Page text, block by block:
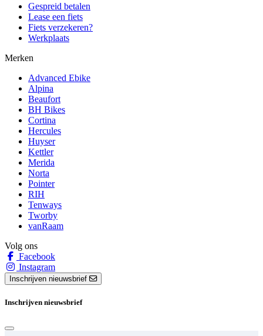
Gespreid betalen
Lease een fiets
Fiets verzekeren?
Werkplaats
Merken
Advanced Ebike
Alpina
Beaufort
BH Bikes
Cortina
Hercules
Huyser
Kettler
Merida
Norta
Pointer
RIH
Tenways
Tworby
vanRaam
Volg ons
Facebook
Instagram
Inschrijven nieuwsbrief
Inschrijven nieuwsbrief